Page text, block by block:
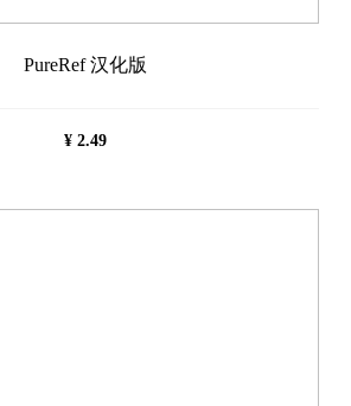
PureRef 汉化版
¥2.49